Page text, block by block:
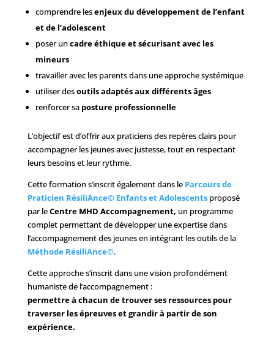
comprendre lesenjeux du développement de l’enfant
et de l’adolescent
poser un cadre éthique et sécurisant avec les
mineurs
travailler avec les parents dans une approche systémique
utiliser desoutils adaptés aux différents âges
renforcer sa posture professionnelle
L’objectif est d’offrir aux praticiens des repères clairs pour
accompagner les jeunes avec justesse, tout en respectant
leurs besoins et leur rythme.
Cette formation s’inscrit également dans le Parcours de
Praticien RésiliAnce© Enfants et Adolescentsproposé
par leCentre MHD Accompagnement, un programme
complet permettant de développer une expertise dans
l’accompagnement des jeunes en intégrant les outils de la
Méthode RésiliAnce©.
Cette approche s’inscrit dans une vision profondément
humaniste de l’accompagnement :
permettre à chacun de trouver ses ressources pour
traverser les épreuves et grandir à partir de son
expérience.